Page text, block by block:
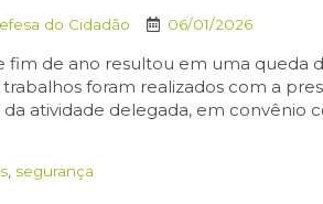
do Cidadão 06/01/2026
de ano resultou em uma queda
foram realizados com a
atividade delegada, em convênio
segurança